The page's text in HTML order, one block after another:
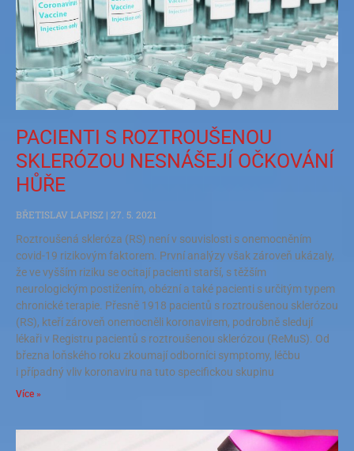
PACIENTI S ROZTROUŠENOU
SKLERÓZOU NESNÁŠEJÍ OČKOVÁNÍ
HŮŘE
BŘETISLAV LAPISZ 27. 5. 2021
Roztroušená skleróza (RS) není v souvislosti s onemocněním
covid-19 rizikovým faktorem. První analýzy však zároveň ukázaly,
že ve vyšším riziku se ocitají pacienti starší, s těžším
neurologickým postižením, obézní a také pacienti s určitým typem
chronické terapie. Přesně 1918 pacientů s roztroušenou sklerózou
(RS), kteří zároveň onemocněli koronavirem, podrobně sledují
lékaři v Registru pacientů s roztroušenou sklerózou (ReMuS). Od
března loňského roku zkoumají odborníci symptomy, léčbu
i případný vliv koronaviru na tuto specifickou skupinu
Více »